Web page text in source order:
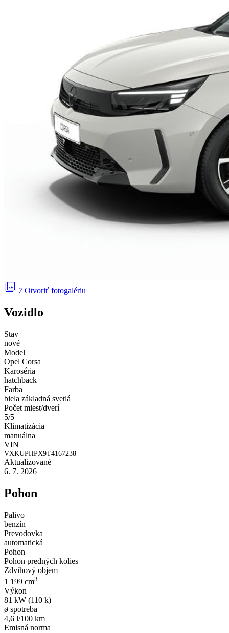
photo_library 7 Otvoriť fotogalériu
Vozidlo
Stav
nové
Model
Opel Corsa
Karoséria
hatchback
Farba
biela základná svetlá
Počet miest/dverí
5/5
Klimatizácia
manuálna
VIN
VXKUPHPX9T4167238
Aktualizované
6. 7. 2026
Pohon
Palivo
benzín
Prevodovka
automatická
Pohon
Pohon predných kolies
Zdvihový objem
1 199 cm3
Výkon
81 kW (110 k)
ø spotreba
4,6 l/100 km
Emisná norma